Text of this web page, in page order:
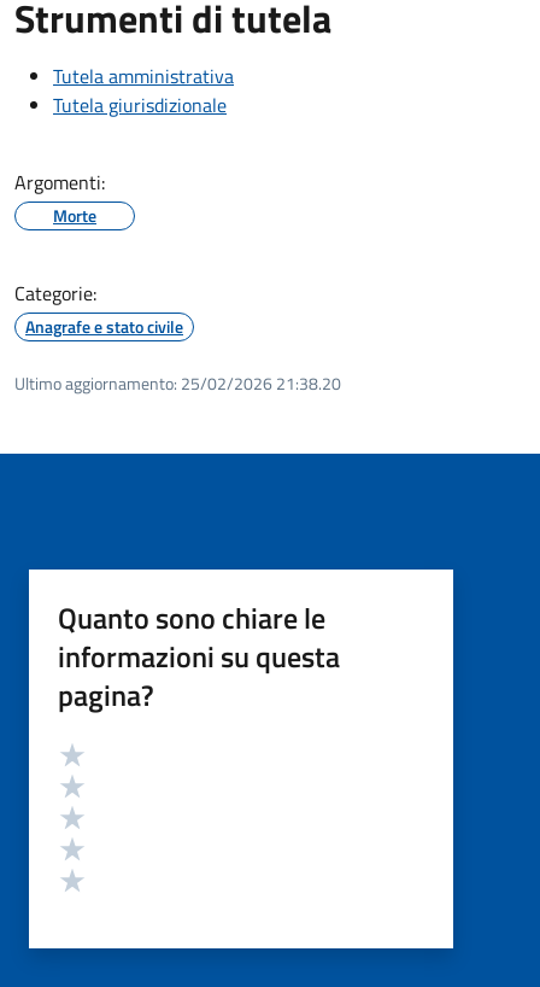
Strumenti di tutela
Tutela amministrativa
Tutela giurisdizionale
Argomenti:
Morte
Categorie:
Anagrafe e stato civile
Ultimo aggiornamento: 25/02/2026 21:38.20
Quanto sono chiare le
informazioni su questa
pagina?
Valutazione